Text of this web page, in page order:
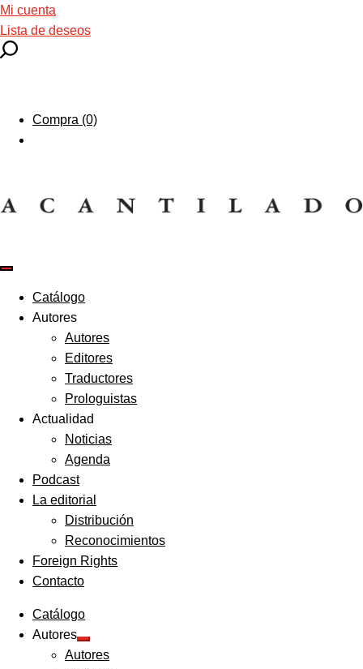
Mi cuenta
Lista de deseos
Compra (0)
Catálogo
Autores
Autores
Editores
Traductores
Prologuistas
Actualidad
Noticias
Agenda
Podcast
La editorial
Distribución
Reconocimientos
Foreign Rights
Contacto
Catálogo
Autores
Expandir
el
Autores